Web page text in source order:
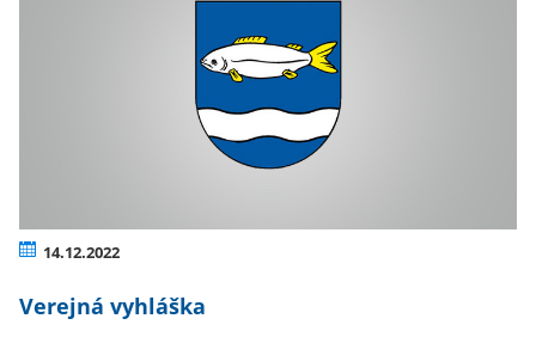
14.12.2022
Verejná vyhláška